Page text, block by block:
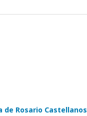
de Rosario Castellanos